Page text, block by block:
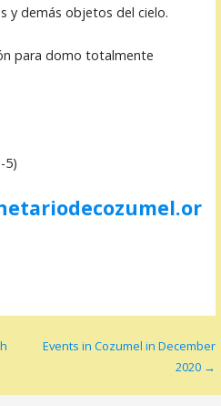
y demás objetos del cielo.
para domo totalmente
5)
Events in Cozumel in December
2020 →